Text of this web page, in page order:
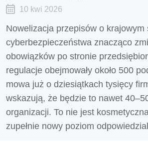
10 kwi 2026
Nowelizacja przepisów o krajowym
cyberbezpieczeństwa znacząco
obowiązków po stronie
regulacje obejmowały około 500
mowa już o dziesiątkach tysięcy
wskazują, że będzie to nawet
organizacji. To nie jest
zupełnie nowy poziom